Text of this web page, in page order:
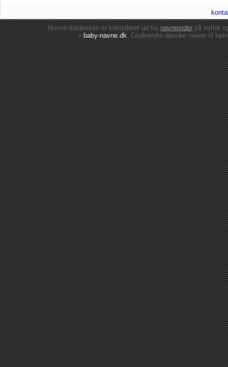
Navne-databasen er kompileret ud franavnesiderpå nettet
•baby-navne.dk: Godkendte danskenavne til børn